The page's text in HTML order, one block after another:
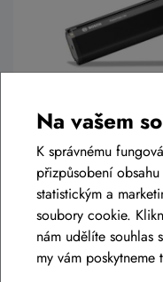
Ovladač s
200
Purion 200nabízí řadu
dorážet do cíle.
vypínání elektrokola a
tlačítek na zařízení
Na vašem
K správnému
přizpůsobení
statistickým a
soubory cookie.
nám udělíte souhlas
my vám